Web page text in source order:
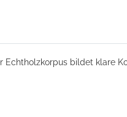
Echtholzkorpus bildet klare